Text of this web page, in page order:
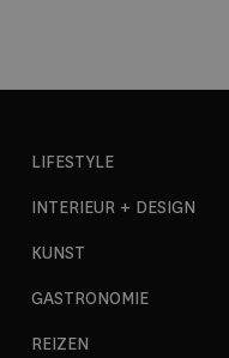
LIFESTYLE
INTERIEUR + DESIGN
KUNST
GASTRONOMIE
REIZEN